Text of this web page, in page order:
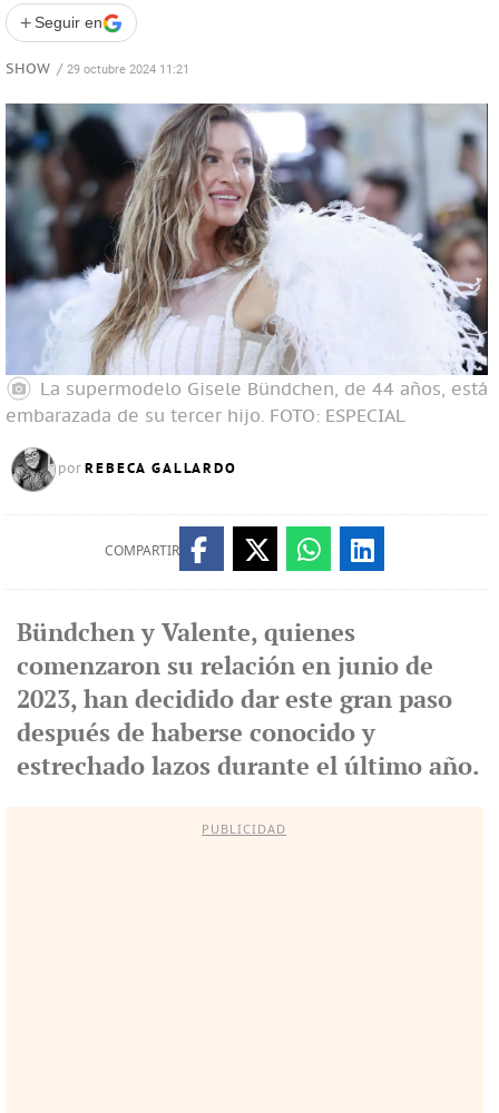
+ Seguir en
SHOW / 29 octubre 2024 11:21
La supermodelo Gisele Bündchen, de 44 años, está
embarazada de su tercer hijo. FOTO: ESPECIAL
por REBECA GALLARDO
COMPARTIR
Bündchen y Valente, quienes
comenzaron su relación en junio de
2023, han decidido dar este gran paso
después de haberse conocido y
estrechado lazos durante el último año.
PUBLICIDAD